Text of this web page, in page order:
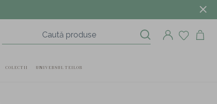
COLECTII UNIVERSUL TEILOR